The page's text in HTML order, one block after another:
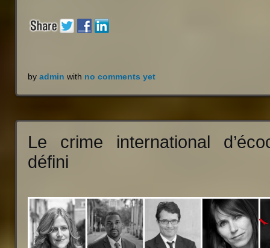
byadmin with no comments yet
Le crime international
défini